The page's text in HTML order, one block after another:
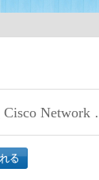
Service Architectures